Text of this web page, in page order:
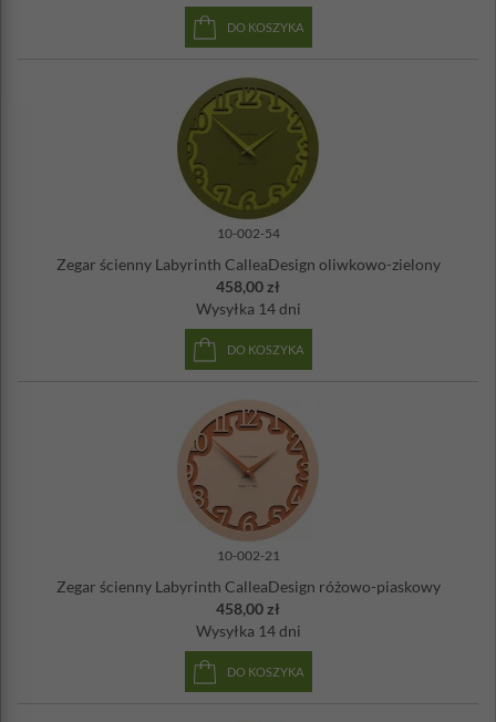
DO KOSZYKA
10-002-54
Zegar ścienny Labyrinth CalleaDesign oliwkowo-zielony
458,00 zł
Wysyłka 14 dni
DO KOSZYKA
10-002-21
Zegar ścienny Labyrinth CalleaDesign różowo-piaskowy
458,00 zł
Wysyłka 14 dni
DO KOSZYKA